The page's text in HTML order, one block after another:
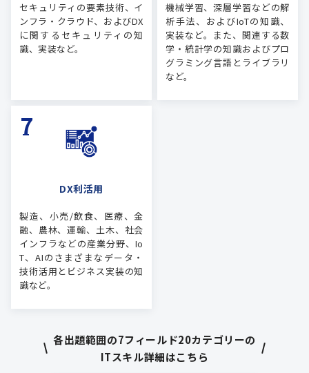
セキュリティの要素技術、イ
ンフラ・クラウド、およびDX
に関するセキュリティの知
識、実装など。
機械学習、深層学習などの解
析手法、およびIoTの知識、
実装など。また、関連する数
学・統計学の知識およびプロ
グラミング言語とライブラリ
など。
DX利活用
製造、小売/飲食、医療、金
融、農林、運輸、土木、社会
インフラなどの産業分野、Io
T、AIのさまざまなデータ・
技術活用とビジネス実装の知
識など。
各出題範囲の7フィールド20カテゴリーの
ITスキル詳細はこちら